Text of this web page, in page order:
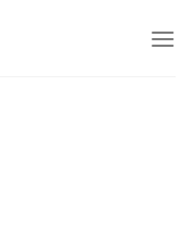
للمحتوى